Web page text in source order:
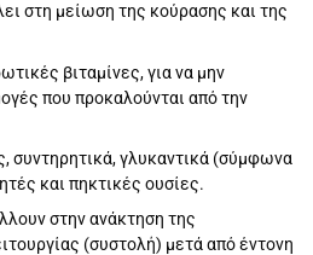
στη μείωση της κούρασης και της
βιταμίνες, για να μην
που προκαλούνται από την
συντηρητικά, γλυκαντικά (σύμφωνα
και πηκτικές ουσίες.
στην ανάκτηση της
(συστολή) μετά από έντονη